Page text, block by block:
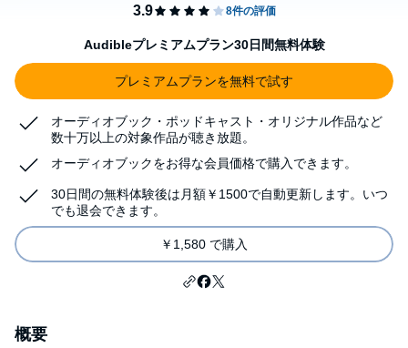
Audibleプレミアムプラン30日間無料体験
プレミアムプランを無料で試す
オーディオブック・ポッドキャスト・オリジナル作品など
数十万以上の対象作品が聴き放題。
オーディオブックをお得な会員価格で購入できます。
30日間の無料体験後は月額￥1500で自動更新します。いつ
でも退会できます。
￥1,580 で購入
概要